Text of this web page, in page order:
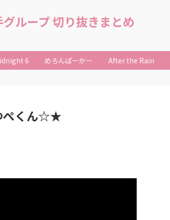
ループ 切り抜きまとめ
6 めろんぱーかー After the Rain
ぺくん☆★